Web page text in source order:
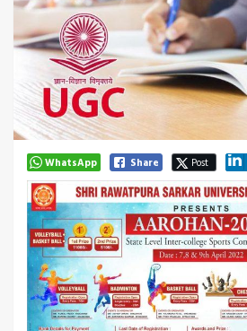
WhatsApp Share Post